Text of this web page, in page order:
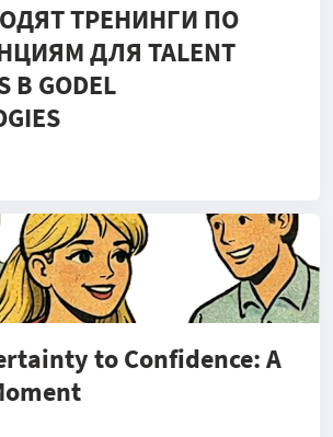
ТРЕНИНГИ ПО
ДЛЯ TALENT
В GODEL
to Confidence: A